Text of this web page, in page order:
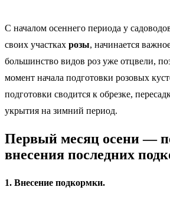
С началом осеннего периода у
своих участках розы, начинается
большинство видов роз уже отцвели,
момент начала подготовки розовых
подготовки сводится к обрезке,
укрытия на зимний период.
Первый месяц осени —
внесения последних
1. Внесение подкормки.